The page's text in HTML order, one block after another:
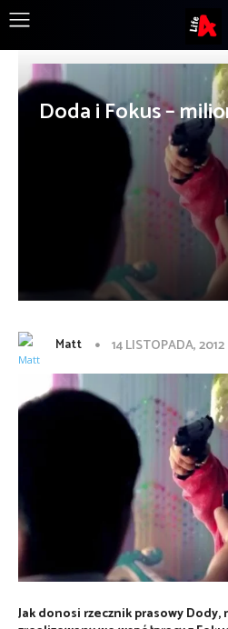
Doda i Fokus –
Matt 14 LISTOPADA, 2012
Jak donosi rzecznik prasowy